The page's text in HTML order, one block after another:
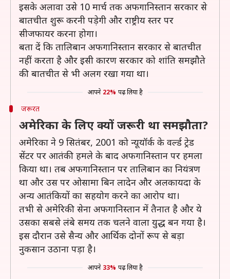
इसके अलावा उसे 10 मार्च तक अफगानिस्तान सरकार से
बातचीत शुरू करनी पड़ेगी और राष्ट्रीय स्तर पर
सीजफायर करना होगा।
बता दें कि तालिबान अफगानिस्तान सरकार से बातचीत
नहीं करता है और इसी कारण सरकार को शांति समझौते
की बातचीत से भी अलग रखा गया था।
आपने 22% पढ़ लिया है
जरूरत
अमेरिका के लिए क्यों जरूरी था समझौता?
अमेरिका ने 9 सितंबर, 2001 को न्यूयॉर्क के वर्ल्ड ट्रेड
सेंटर पर आतंकी हमले के बाद अफगानिस्तान पर हमला
किया था। तब अफगानिस्तान पर तालिबान का नियंत्रण
था और उस पर ओसामा बिन लादेन और अलकायदा के
अन्य आतंकियों का सहयोग करने का आरोप था।
तभी से अमेरिकी सेना अफगानिस्तान में तैनात है और ये
उसका सबसे लंबे समय तक चलने वाला युद्ध बन गया है।
इस दौरान उसे सैन्य और आर्थिक दोनों रूप से बड़ा
नुकसान उठाना पड़ा है।
आपने 33% पढ़ लिया है